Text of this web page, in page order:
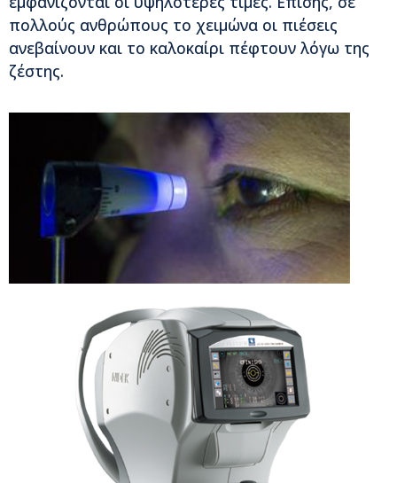
πολλούς ανθρώπους το χειμώνα οι πιέσεις
ανεβαίνουν και το καλοκαίρι πέφτουν λόγω της
ζέστης.